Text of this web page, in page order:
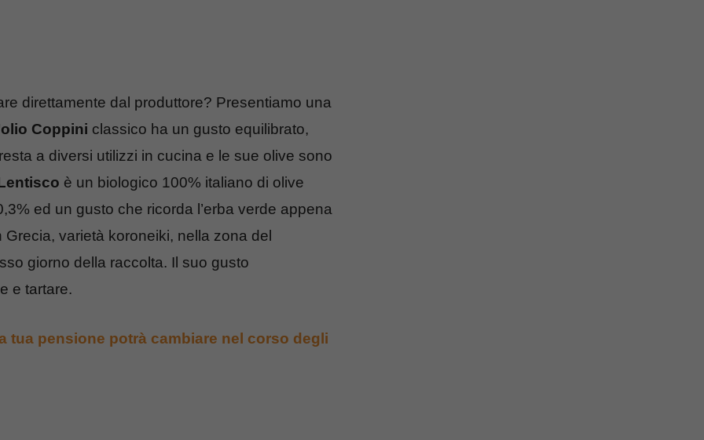
direttamente dal produttore? Presentiamo una
Coppini classico ha un gusto equilibrato,
a diversi utilizzi in cucina e le sue olive sono
è un biologico 100% italiano di olive
ed un gusto che ricorda l’erba verde appena
varietà koroneiki, nella zona del
giorno della raccolta. Il suo gusto
e tartare.
tua pensione potrà cambiare nel corso degli